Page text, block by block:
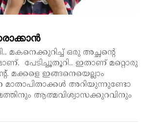
ഒരു അച്ഛന്റെ
മറ്റൊരു
മാതാപിതാക്കൾ അറിയുന്നുണ്ടോ
ആത്മവിശ്വാസക്കുറവിനും